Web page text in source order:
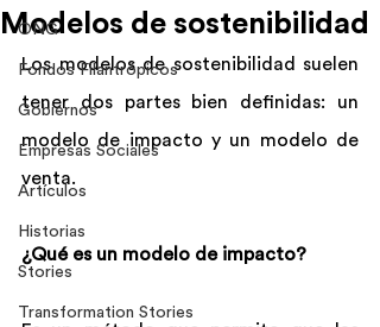
ONG
Fondos Filantrópicos
Gobiernos
Empresas Sociales
Artículos
Historias
Stories
Transformation Stories
Modelos de sostenibilidad
Los modelos de sostenibilidad suelen
tener dos partes bien definidas: un
modelo de impacto y un modelo de
venta.
¿Qué es un modelo de impacto?